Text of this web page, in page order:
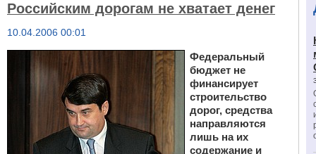
Российским дорогам не хватает денег
10.04.2006 00:01
Федеральный
бюджет не
финансирует
строительство
дорог, средства
направляются
лишь на их
содержание и